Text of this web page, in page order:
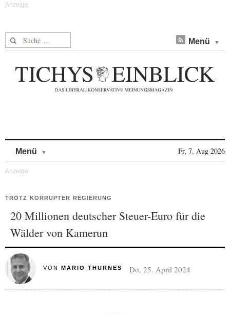
Suche nach: Menü
Menü Fr, 7. Aug 2026
TROTZ KORRUPTER REGIERUNG
20 Millionen deutscher Steuer-Euro für die
Wälder von Kamerun
VON MARIO THURNES Do, 25. April 2024